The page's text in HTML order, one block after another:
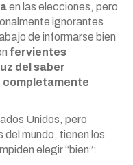
en las elecciones, pero
ignorantes
de informarse bien
fervientes
del saber
completamente
Unidos, pero
mundo, tienen los
elegir “bien”: